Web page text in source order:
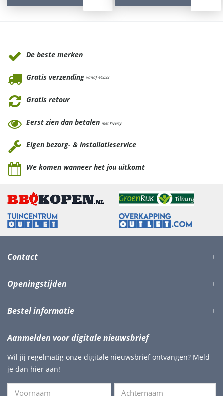
De beste merken
Gratis verzending vanaf €49,99
Gratis retour
Eerst zien dan betalen met Riverty
Eigen bezorg- & installatieservice
We komen wanneer het jou uitkomt
Contact
Openingstijden
Bestel informatie
Aanmelden voor digitale nieuwsbrief
Wil jij regelmatig onze digitale nieuwsbrief ontvangen? Meld
je dan hier aan!